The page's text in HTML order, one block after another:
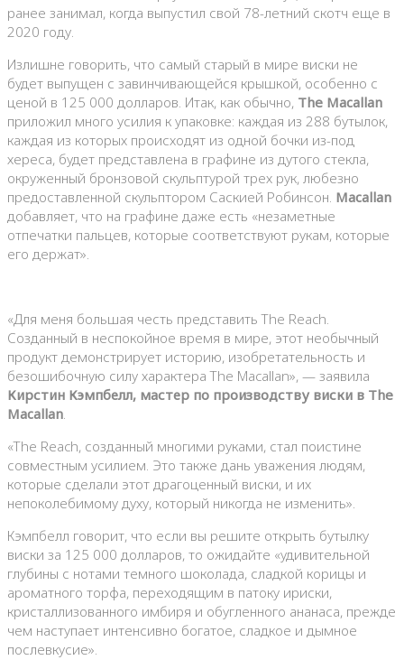
ранее занимал, когда выпустил свой 78-летний скотч еще в
2020 году.
Излишне говорить, что самый старый в мире виски не
будет выпущен с завинчивающейся крышкой, особенно с
ценой в 125 000 долларов. Итак, как обычно, The Macallan
приложил много усилия к упаковке: каждая из 288 бутылок,
каждая из которых происходят из одной бочки из-под
хереса, будет представлена в графине из дутого стекла,
окруженный бронзовой скульптурой трех рук, любезно
предоставленной скульптором Саскией Робинсон. Macallan
добавляет, что на графине даже есть «незаметные
отпечатки пальцев, которые соответствуют рукам, которые
его держат».
«Для меня большая честь представить The Reach.
Созданный в неспокойное время в мире, этот необычный
продукт демонстрирует историю, изобретательность и
безошибочную силу характера The Macallan», — заявила
Кирстин Кэмпбелл, мастер по производству виски в The
Macallan.
«The Reach, созданный многими руками, стал поистине
совместным усилием. Это также дань уважения людям,
которые сделали этот драгоценный виски, и их
непоколебимому духу, который никогда не изменить».
Кэмпбелл говорит, что если вы решите открыть бутылку
виски за 125 000 долларов, то ожидайте «удивительной
глубины с нотами темного шоколада, сладкой корицы и
ароматного торфа, переходящим в патоку ириски,
кристаллизованного имбиря и обугленного ананаса, прежде
чем наступает интенсивно богатое, сладкое и дымное
послевкусие».